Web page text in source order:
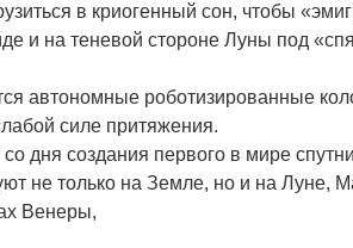
в криогенный сон, чтобы
и на теневой стороне Луны под
автономные роботизированные
силе притяжения.
со дня создания первого в мире
не только на Земле, но и на Луне,
Венеры,